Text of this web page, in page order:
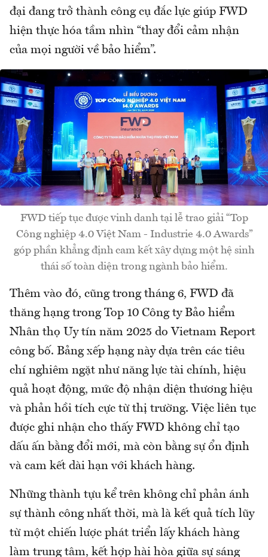
đại đang trở thành công cụ đắc lực giúp FWD
hiện thực hóa tầm nhìn “thay đổi cảm nhận
của mọi người về bảo hiểm”.
FWD tiếp tục được vinh danh tại lễ trao giải “Top
Công nghiệp 4.0 Việt Nam - Industrie 4.0 Awards”
góp phần khẳng định cam kết xây dựng một hệ sinh
thái số toàn diện trong ngành bảo hiểm.
Thêm vào đó, cũng trong tháng 6, FWD đã
thăng hạng trong Top 10 Công ty Bảo hiểm
Nhân thọ Uy tín năm 2025 do Vietnam Report
công bố. Bảng xếp hạng này dựa trên các tiêu
chí nghiêm ngặt như năng lực tài chính, hiệu
quả hoạt động, mức độ nhận diện thương hiệu
và phản hồi tích cực từ thị trường. Việc liên tục
được ghi nhận cho thấy FWD không chỉ tạo
dấu ấn bằng đổi mới, mà còn bằng sự ổn định
và cam kết dài hạn với khách hàng.
Những thành tựu kể trên không chỉ phản ánh
sự thành công nhất thời, mà là kết quả tích lũy
từ một chiến lược phát triển lấy khách hàng
làm trung tâm, kết hợp hài hòa giữa sự sáng